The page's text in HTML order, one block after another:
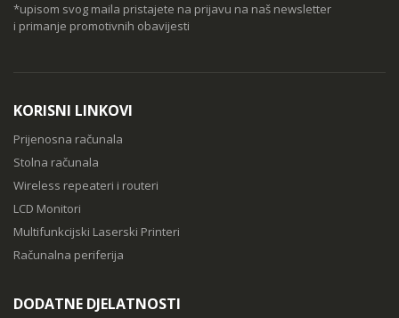
*upisom svog maila pristajete na prijavu na naš newsletter
i primanje promotivnih obavijesti
KORISNI LINKOVI
Prijenosna računala
Stolna računala
Wireless repeateri i routeri
LCD Monitori
Multifunkcijski Laserski Printeri
Računalna periferija
DODATNE DJELATNOSTI